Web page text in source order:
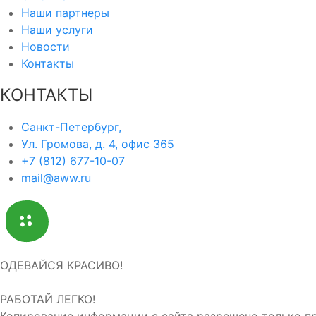
Наши партнеры
Наши услуги
Новости
Контакты
КОНТАКТЫ
Санкт-Петербург,
Ул. Громова, д. 4, офис 365
+7 (812) 677-10-07
mail@aww.ru
ОДЕВАЙСЯ КРАСИВО!
РАБОТАЙ ЛЕГКО!